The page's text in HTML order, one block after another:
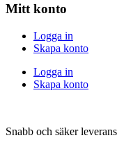
Mitt konto
Logga in
Skapa konto
Logga in
Skapa konto
Snabb och säker leverans